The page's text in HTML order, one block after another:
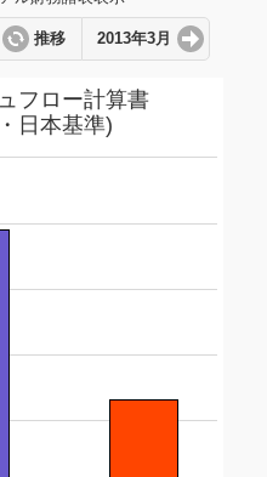
推移 2013年3月
フロー計算書
日本基準)